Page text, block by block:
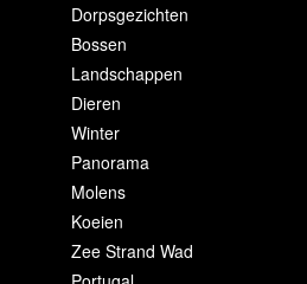
Dorpsgezichten
Bossen
Landschappen
Dieren
Winter
Panorama
Molens
Koeien
Zee Strand Wad